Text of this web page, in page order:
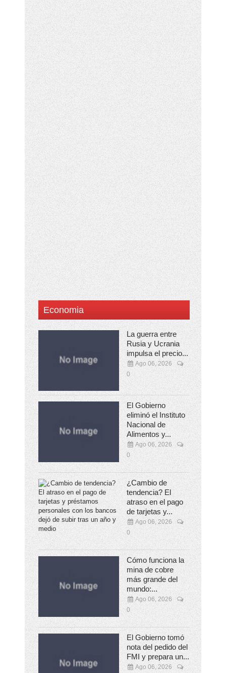
Economia
La guerra entre
Rusia y Ucrania
impulsa el precio...
Ago 06, 2026
0
El Gobierno
eliminó el Instituto
Nacional de
Alimentos y...
Ago 06, 2026
0
¿Cambio de
tendencia? El
atraso en el pago
de tarjetas y...
Ago 06, 2026
0
Cómo funciona la
mina de cobre
más grande del
mundo:...
Ago 06, 2026
0
El Gobierno tomó
nota del pedido del
FMI y prepara un...
Ago 06, 2026